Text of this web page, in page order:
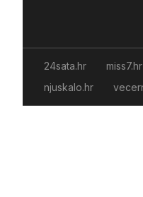
24sata.hr miss7.hr
njuskalo.hr